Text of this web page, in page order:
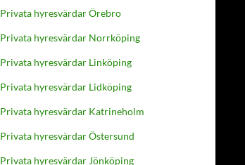
Privata hyresvärdar Örebro
Privata hyresvärdar Norrköping
Privata hyresvärdar Linköping
Privata hyresvärdar Lidköping
Privata hyresvärdar Katrineholm
Privata hyresvärdar Östersund
Privata hyresvärdar Jönköping